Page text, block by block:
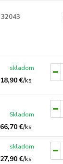
32043
18,90 €/ks
skladom
66,70 €/ks
Skladom
27,90 €/ks
skladom